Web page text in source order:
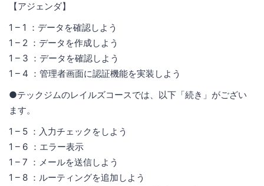
【アジェンダ】
1 – 1 ：データを確認しよう
1 – 2 ：データを作成しよう
1 – 3 ：データを確認しよう
1 – 4 ：管理者画面に認証機能を実装しよう
●テックジムのレイルズコースでは、以下「続き」がござい
ます。
1 – 5 ：入力チェックをしよう
1 – 6 ：エラー表示
1 – 7 ：メールを送信しよう
1 – 8 ：ルーティングを追加しよう